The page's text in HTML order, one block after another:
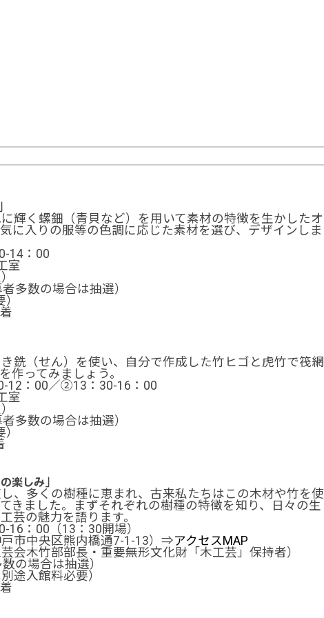
輝く螺鈿（青貝など）を用いて素材の特徴を生かしたオ
に入りの服等の色調に応じた素材を選び、デザインしま
14：00
室
多数の場合は抽選）
銑（せん）を使い、自分で作成した竹ヒゴと虎竹で筏網
作ってみましょう。
12：00／②13：30-16：00
室
多数の場合は抽選）
楽しみ」
、多くの樹種に恵まれ、古来私たちはこの木材や竹を使
きました。まずそれぞれの樹種の特徴を知り、日々の生
芸の魅力を語ります。
16：00（13：30開場）
市中央区熊内橋通7-1-13）⇒アクセスMAP
会木竹部部長・重要無形文化財「木工芸」保持者）
の場合は抽選）
途入館料必要）